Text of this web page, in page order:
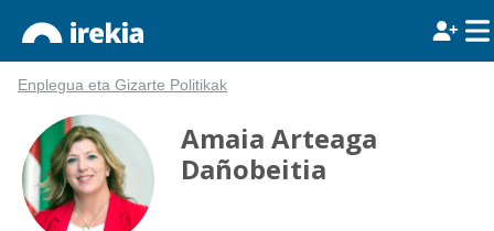
Enplegua eta Gizarte Politikak
Amaia Arteaga
Dañobeitia